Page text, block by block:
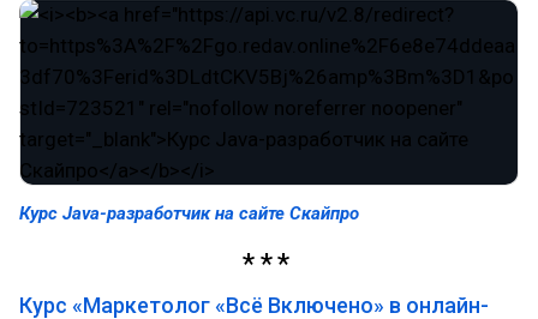
Курс Java-разработчик на сайте Скайпро
Курс «Маркетолог «Всё Включено» в онлайн-